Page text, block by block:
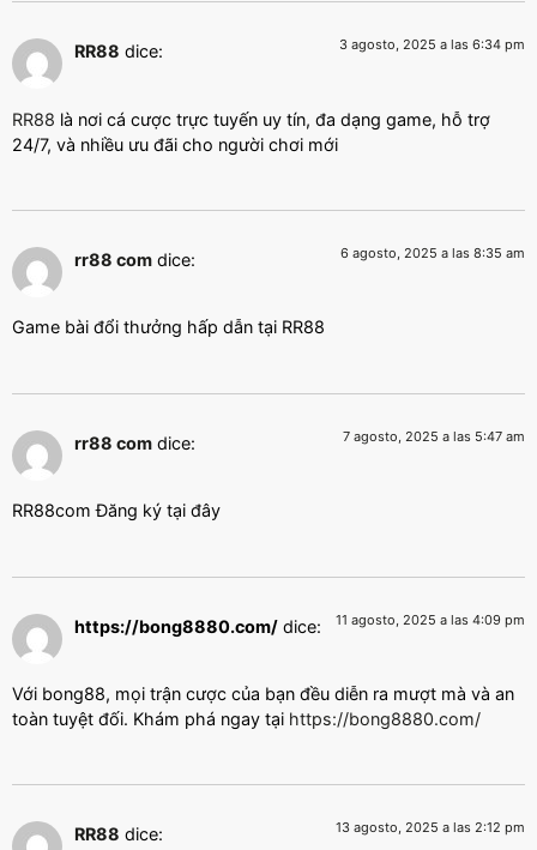
RR88 dice: 3 agosto, 2025 a las 6:34 pm
RR88 là nơi cá cược trực tuyến uy tín, đa dạng game, hỗ trợ
24/7, và nhiều ưu đãi cho người chơi mới
rr88 com dice: 6 agosto, 2025 a las 8:35 am
Game bài đổi thưởng hấp dẫn tại RR88
rr88 com dice: 7 agosto, 2025 a las 5:47 am
RR88com Đăng ký tại đây
https://bong8880.com/ dice: 11 agosto, 2025 a las 4:09 pm
Với bong88, mọi trận cược của bạn đều diễn ra mượt mà và an
toàn tuyệt đối. Khám phá ngay tại https://bong8880.com/
RR88 dice: 13 agosto, 2025 a las 2:12 pm